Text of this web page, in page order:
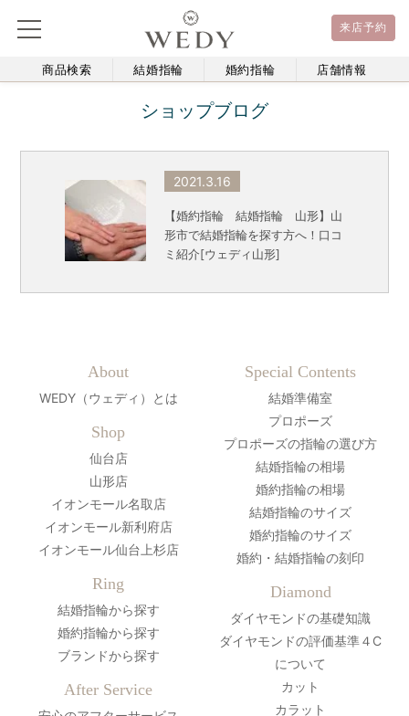
来店予約
商品検索 結婚指輪 婚約指輪 店舗情報
ショップブログ
2021.3.16
【婚約指輪 結婚指輪 山形】山
形市で結婚指輪を探す方へ！口コ
ミ紹介[ウェディ山形]
About
WEDY（ウェディ）とは
Shop
仙台店
山形店
イオンモール名取店
イオンモール新利府店
イオンモール仙台上杉店
Ring
結婚指輪から探す
婚約指輪から探す
ブランドから探す
After Service
Special Contents
結婚準備室
プロポーズ
プロポーズの指輪の選び方
結婚指輪の相場
婚約指輪の相場
結婚指輪のサイズ
婚約指輪のサイズ
婚約・結婚指輪の刻印
Diamond
ダイヤモンドの基礎知識
ダイヤモンドの評価基準４C
について
カット
カラット